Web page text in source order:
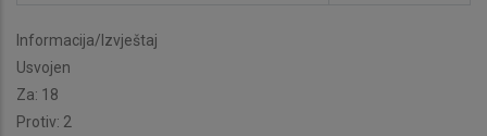
Informacija/Izvještaj
Usvojen
Za: 18
Protiv: 2